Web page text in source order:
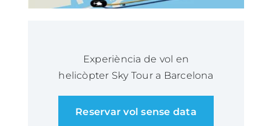
Experiència de vol en
helicòpter Sky Tour a Barcelona
Reservar vol sense data